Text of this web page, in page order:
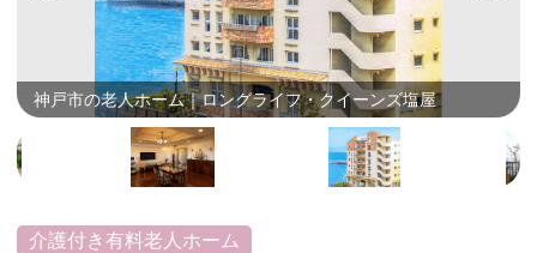
相談者様の声 お役立ち情報
おすすめ施設特集 施設関係者の方へ
神戸市の老人ホーム｜ロングライフ・クイーンズ塩屋
介護付き有料老人ホーム